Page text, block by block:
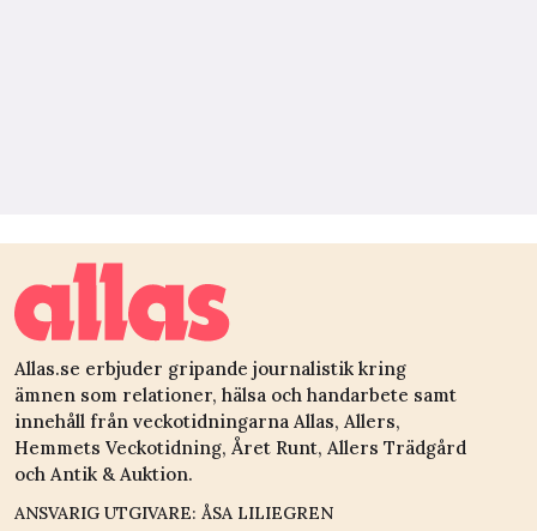
Allas.se erbjuder gripande journalistik kring
ämnen som relationer, hälsa och handarbete samt
innehåll från veckotidningarna Allas, Allers,
Hemmets Veckotidning, Året Runt, Allers Trädgård
och Antik & Auktion.
ANSVARIG UTGIVARE: ÅSA LILIEGREN